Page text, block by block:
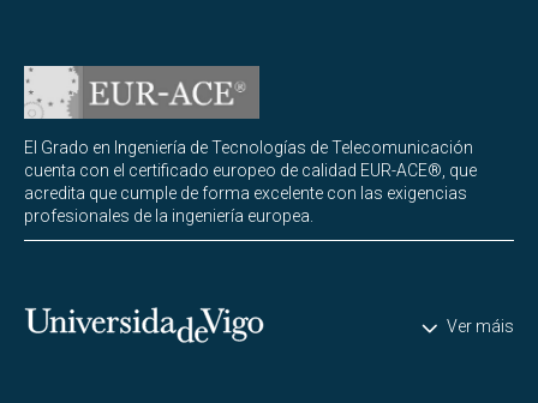
El Grado en Ingeniería de Tecnologías de Telecomunicación
cuenta con el certificado europeo de calidad EUR-ACE®, que
acredita que cumple de forma excelente con las exigencias
profesionales de la ingeniería europea.
Universidade de Vigo Ver máis